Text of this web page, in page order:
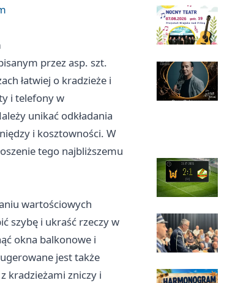
przez asp. szt.
łatwiej o kradzieże i
i telefony w
unikać odkładania
i kosztowności. W
tego najbliższemu
wartościowych
szybę i ukraść rzeczy w
okna balkonowe i
jest także
kradzieżami zniczy i